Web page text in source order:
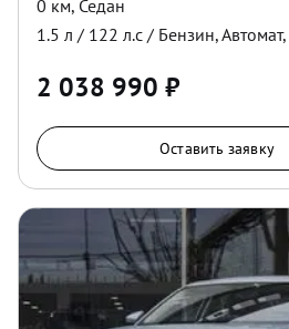
0 км, Седан
1.5 л / 122 л.с / Бензин,Автомат,
2 038 990 ₽
Оставить заявку